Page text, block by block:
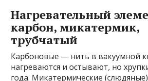
Нагревательный
карбон, микатермик,
трубчатый
Карбоновые — нить в вакуумной
нагреваются и остывают, но
года. Микатермические